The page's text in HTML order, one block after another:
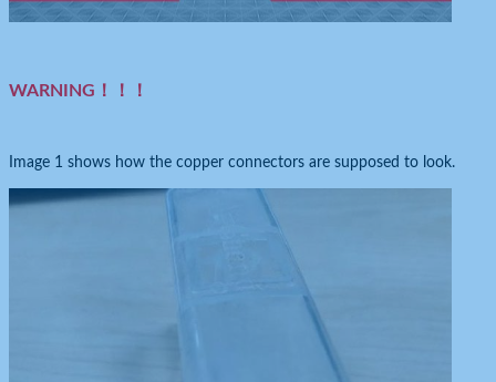
WARNING！！！
Image 1 shows how the copper connectors are supposed to look.